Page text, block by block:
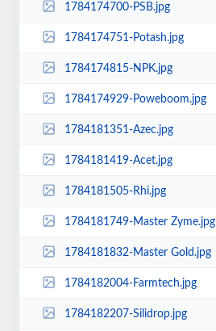
1784174700-PSB.jpg
1784174751-Potash.jpg
1784174815-NPK.jpg
1784174929-Poweboom.jpg
1784181351-Azec.jpg
1784181419-Acet.jpg
1784181505-Rhi.jpg
1784181749-Master Zyme.jpg
1784181832-Master Gold.jpg
1784182004-Farmtech.jpg
1784182207-Silidrop.jpg